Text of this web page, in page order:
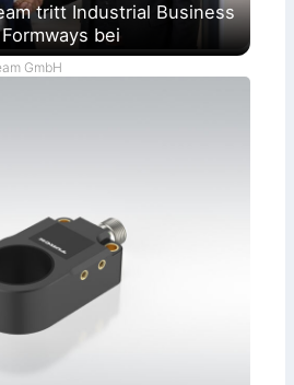
tritt Industrial Business
bei
GmbH